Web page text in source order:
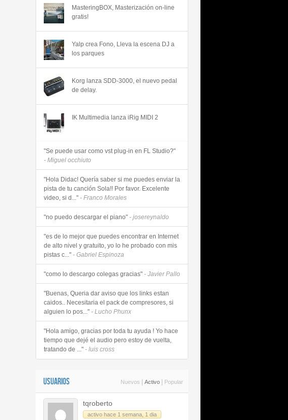
MasteringBOX, Masterización on-line
gratis!
Yalp crea Fono, Lleva la escena DJ a
los parques
Korg lanza SDD-3000, el nuevo pedal
de delay.
IK Multimedia lanza iRig MIDI 2
"Se puede usar como vst plug-in en FL Studio?"
- Miguel occhiuto
"Hola Didac! Quería saber si me puedes enviar la
pista de tu canción Sola!! Por favor. Excelente
video, si d..." - Franco Morales
"no puedo descargar el piano" - josereynaldo
"es de lo mejor que puedes encontrar en Internet
de alto nivel y gratuito, yo lo he probado con mis
pistas c..." - Gabriel Espinoza
"como lo descargo colegas gracias" - Javier Pallo
"Buenas, Queria dar aviso que los links estan
caidos.. Necesitaria el pack de compresores, si
alguien lo pos..." - Lucho Phunx
"Hola amigo, gracias por toda tu ayuda ! Yo hace
tiempo que dejé el audio pero estoy de vuelta,
tratando de ..." - luis cross
USUARIOS Nuevos Activo Popular
tqroberto
activo hace 1 semana, 1 dia